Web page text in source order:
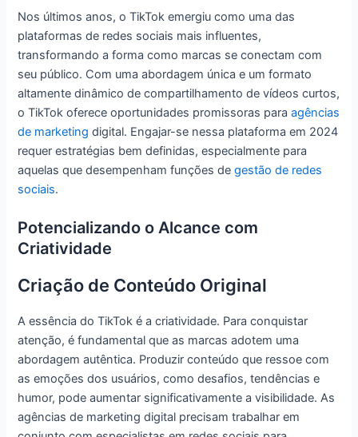
Nos últimos anos, o TikTok emergiu como uma das
plataformas de redes sociais mais influentes,
transformando a forma como marcas se conectam com
seu público. Com uma abordagem única e um formato
altamente dinâmico de compartilhamento de vídeos curtos,
o TikTok oferece oportunidades promissoras paraagências
de marketing digital. Engajar-se nessa plataforma em 2024
requer estratégias bem definidas, especialmente para
aquelas que desempenham funções degestão de redes
sociais.
Potencializando o Alcance com
Criatividade
Criação de Conteúdo Original
A essência do TikTok é a criatividade. Para conquistar
atenção, é fundamental que as marcas adotem uma
abordagem autêntica. Produzir conteúdo que ressoe com
as emoções dos usuários, como desafios, tendências e
humor, pode aumentar significativamente a visibilidade. As
agências de marketing digital precisam trabalhar em